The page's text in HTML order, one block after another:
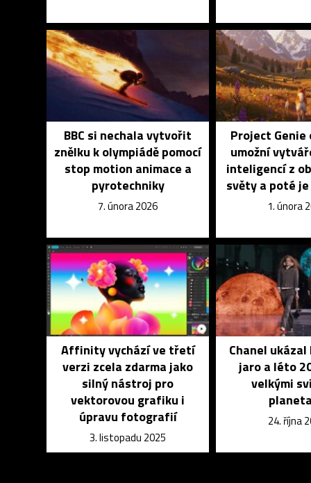
BBC si nechala vytvořit
znělku k olympiádě pomocí
stop motion animace a
pyrotechniky
7. února 2026
Project Genie
umožní
inteligencí z
světy a poté
1. února
Affinity vychází ve třetí
verzi zcela zdarma jako
silný nástroj pro
vektorovou grafiku i
úpravu fotografií
3. listopadu 2025
Chanel
jaro a léto
velkými
24. října